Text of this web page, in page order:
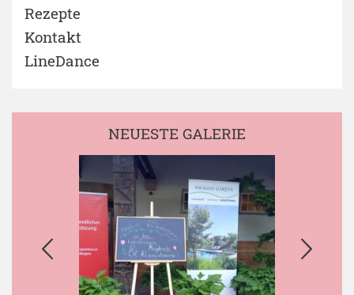
Rezepte
Kontakt
LineDance
NEUESTE GALERIE